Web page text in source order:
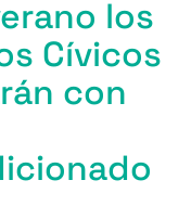
los
Cívicos
con